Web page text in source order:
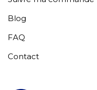
Blog
FAQ
Contact